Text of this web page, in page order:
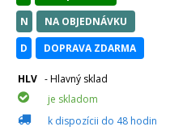
N
NA OBJEDNÁVKU
D
DOPRAVA ZDARMA
HLV - Hlavný sklad
je skladom
k dispozícii do 48 hodin